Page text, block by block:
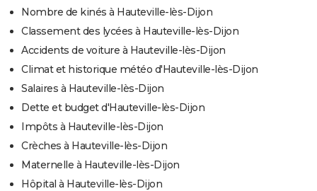
Nombre de kinés à Hauteville-lès-Dijon
Classement des lycées à Hauteville-lès-Dijon
Accidents de voiture à Hauteville-lès-Dijon
Climat et historique météo d'Hauteville-lès-Dijon
Salaires à Hauteville-lès-Dijon
Dette et budget d'Hauteville-lès-Dijon
Impôts à Hauteville-lès-Dijon
Crèches à Hauteville-lès-Dijon
Maternelle à Hauteville-lès-Dijon
Hôpital à Hauteville-lès-Dijon